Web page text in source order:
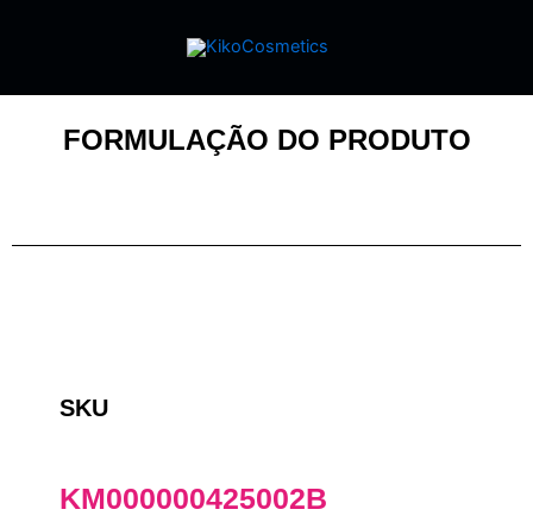
FORMULAÇÃO DO PRODUTO
SKU
KM000000425002B